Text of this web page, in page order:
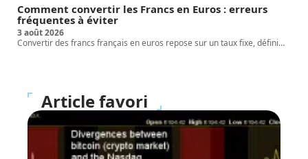
Comment convertir les Francs en Euros : erreurs
fréquentes à éviter
3 août 2026
Convertir des francs français en euros repose sur un taux fixe, défini…
Article favori